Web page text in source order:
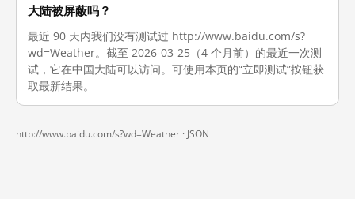
大陆被屏蔽吗？
最近 90 天内我们没有测试过 http://www.baidu.com/s?
wd=Weather。截至 2026-03-25（4 个月前）的最近一次测
试，它在中国大陆可以访问。可使用本页的“立即测试”按钮获
取最新结果。
http://www.baidu.com/s?wd=Weather · JSON